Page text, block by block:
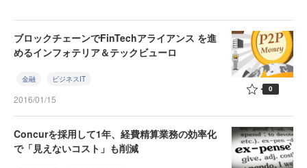
ブロックチェーンでFinTechアライアンス を進
めるインフォテリア＆テックビューロ
金融 ビジネスIT
2016/01/15
0
Concurを採用して1年、経費精算業務の効率化
で「見えないコスト」も削減